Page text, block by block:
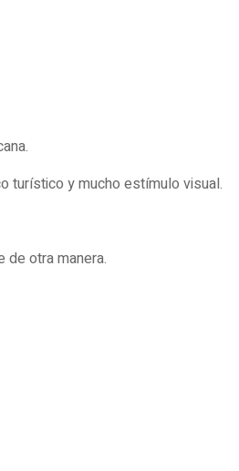
turístico y mucho estímulo visual.
de otra manera.